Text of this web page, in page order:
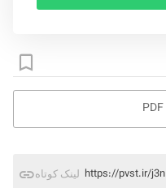
لینک کوتاه https://pvst.ir/j3n